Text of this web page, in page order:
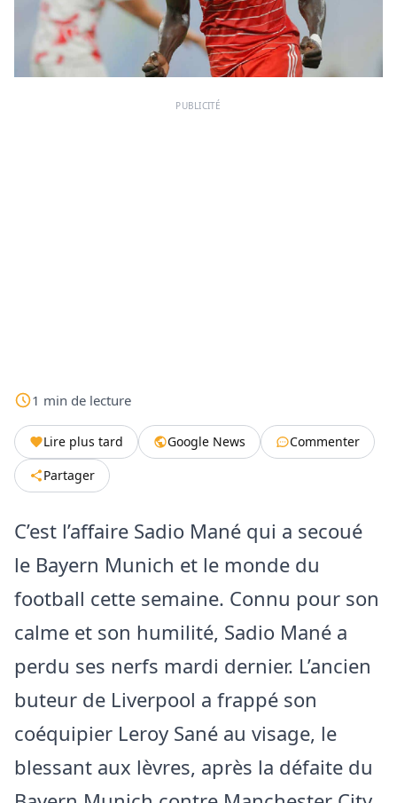
PUBLICITÉ
1 min de lecture
Lire plus tard Google News
Commenter
Partager
C’est l’affaire Sadio Mané qui a secoué
le Bayern Munich et le monde du
football cette semaine. Connu pour son
calme et son humilité, Sadio Mané a
perdu ses nerfs mardi dernier. L’ancien
buteur de Liverpool a frappé son
coéquipier Leroy Sané au visage, le
blessant aux lèvres, après la défaite du